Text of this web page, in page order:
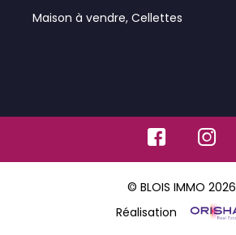
Maison à vendre, Cellettes
© BLOIS IMMO 2026
Réalisation